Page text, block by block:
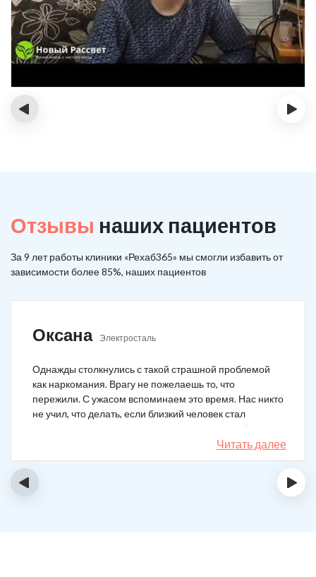
‹ ›
Отзывы наших пациентов
За 9 лет работы клиники «Рехаб365» мы смогли избавить от
зависимости более 85%, наших пациентов
Оксана Электросталь
Однажды столкнулись с такой страшной проблемой
как наркомания. Врагу не пожелаешь то, что
пережили. С ужасом вспоминаем это время. Нас никто
не учил, что делать, если близкий человек стал
наркозависимым. Честно говоря, надежды не было,
думали, что все лечение бесполезно, но решили
попробовать и отправить родственника в клинику на
Читать далее
‹ ›